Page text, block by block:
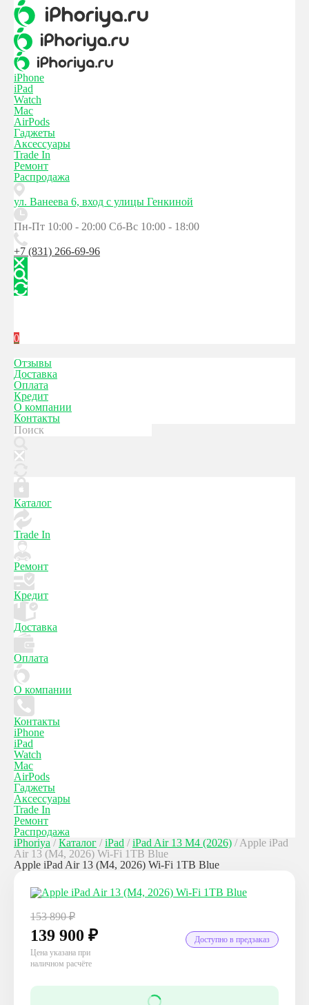
iPhone
iPad
Watch
Mac
AirPods
Гаджеты
Аксессуары
Trade In
Ремонт
Распродажа
ул. Ванеева 6, вход с улицы Генкиной
Пн-Пт 10:00 - 20:00 Сб-Вс 10:00 - 18:00
+7 (831) 266-69-96
0
Отзывы
Доставка
Оплата
Кредит
О компании
Контакты
Каталог
Trade In
Ремонт
Кредит
Доставка
Оплата
О компании
Контакты
iPhone
iPad
Watch
Mac
AirPods
Гаджеты
Аксессуары
Trade In
Ремонт
Распродажа
iPhoriya / Каталог / iPad / iPad Air 13 M4 (2026) / Apple iPad
Air 13 (M4, 2026) Wi-Fi 1TB Blue
Apple iPad Air 13 (M4, 2026) Wi-Fi 1TB Blue
153 890 ₽
139 900 ₽
Цена указана при
наличном расчёте
Доступно в предзаказ